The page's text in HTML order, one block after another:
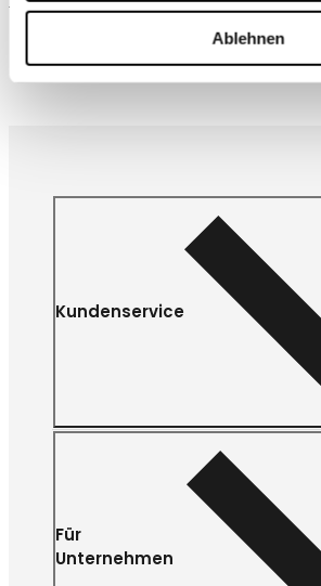
Ablehnen
Wird oft zusammen gekauft
Kundenservice
Für
Unternehmen